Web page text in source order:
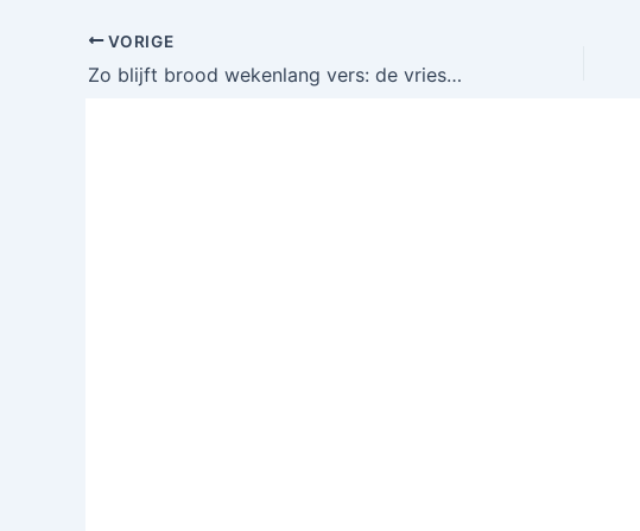
VORIGE
Zo blijft brood wekenlang vers: de vriesmethode die bakkers wél gebruiken